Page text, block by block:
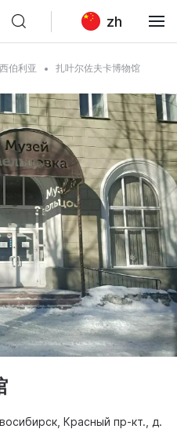
zh
伯利亚 扎叶尔佐夫卡博物馆
Красный пр-кт., д.